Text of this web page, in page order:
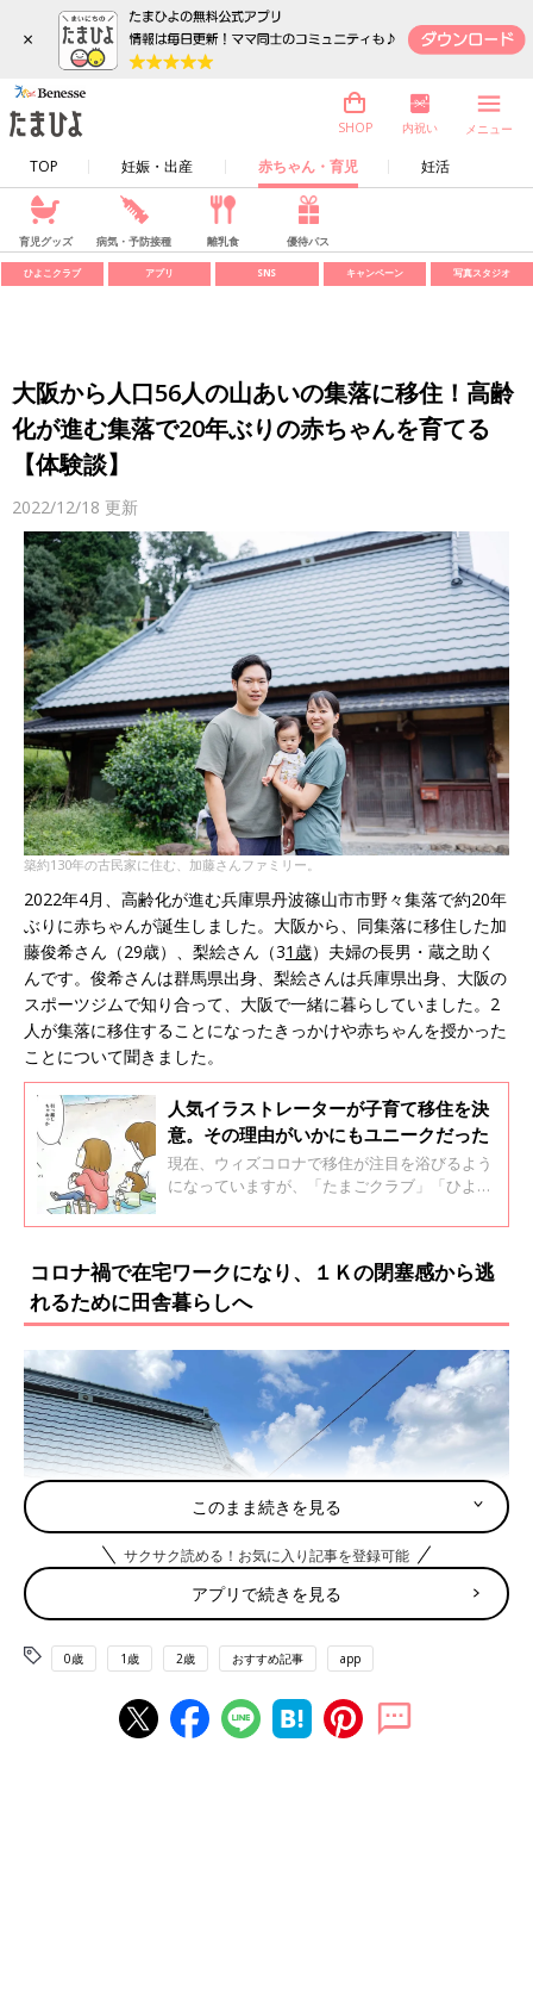
×
TOP 妊娠・出産 赤ちゃん・育児 妊活
SHOP 内祝い メニュー
育児グッズ 病気・予防接種 離乳食 優待パス
ひよこクラブ アプリ SNS キャンペーン 写真スタジオ
大阪から人口56人の山あいの集落に移住！高齢
化が進む集落で20年ぶりの赤ちゃんを育てる
【体験談】
2022/12/18 更新
築約130年の古民家に住む、加藤さんファミリー。
2022年4月、高齢化が進む兵庫県丹波篠山市市野々集落で約20年
ぶりに赤ちゃんが誕生しました。大阪から、同集落に移住した加
藤俊希さん（29歳）、梨絵さん（31歳）夫婦の長男・蔵之助く
んです。俊希さんは群馬県出身、梨絵さんは兵庫県出身、大阪の
スポーツジムで知り合って、大阪で一緒に暮らしていました。2
人が集落に移住することになったきっかけや赤ちゃんを授かった
ことについて聞きました。
人気イラストレーターが子育て移住を決
意。その理由がいかにもユニークだった
現在、ウィズコロナで移住が注目を浴びるよう
になっていますが、「たまごクラブ」「ひよこ
げ。さんも８年前に海と山が近い町、神奈川県
会社辞めました』でも、主人公一家が葉山に移
住する様子が描かれています。 漫画の舞台を
葉山にした理由や自身の葉山での暮らし、子育
コロナ禍で在宅ワークになり、１Ｋの閉塞感から逃
れるために田舎暮らしへ
俊希さんが見つけた、兵庫県丹波篠山市市野々集落の古民家。母屋の隣には、２階
このまま続きを見る
サクサク読める！お気に入り記事を登録可能
アプリで続きを見る
0歳 1歳 2歳 おすすめ記事 app